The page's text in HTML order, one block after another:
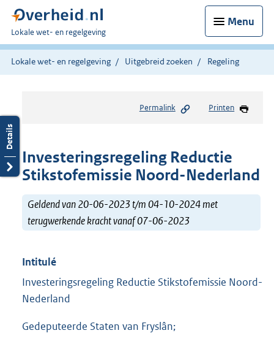
Menu
U
bent
hier:
Lokale wet- en regelgeving
Lokale wet- en regelgeving Uitgebreid zoeken Regeling
Permalink Printen
Investeringsregeling Reductie
Stikstofemissie Noord-Nederland
Geldend van 20-06-2023 t/m 04-10-2024 met
terugwerkende kracht vanaf 07-06-2023
Intitulé
Investeringsregeling Reductie Stikstofemissie Noord-
Nederland
Gedeputeerde Staten van Fryslân;